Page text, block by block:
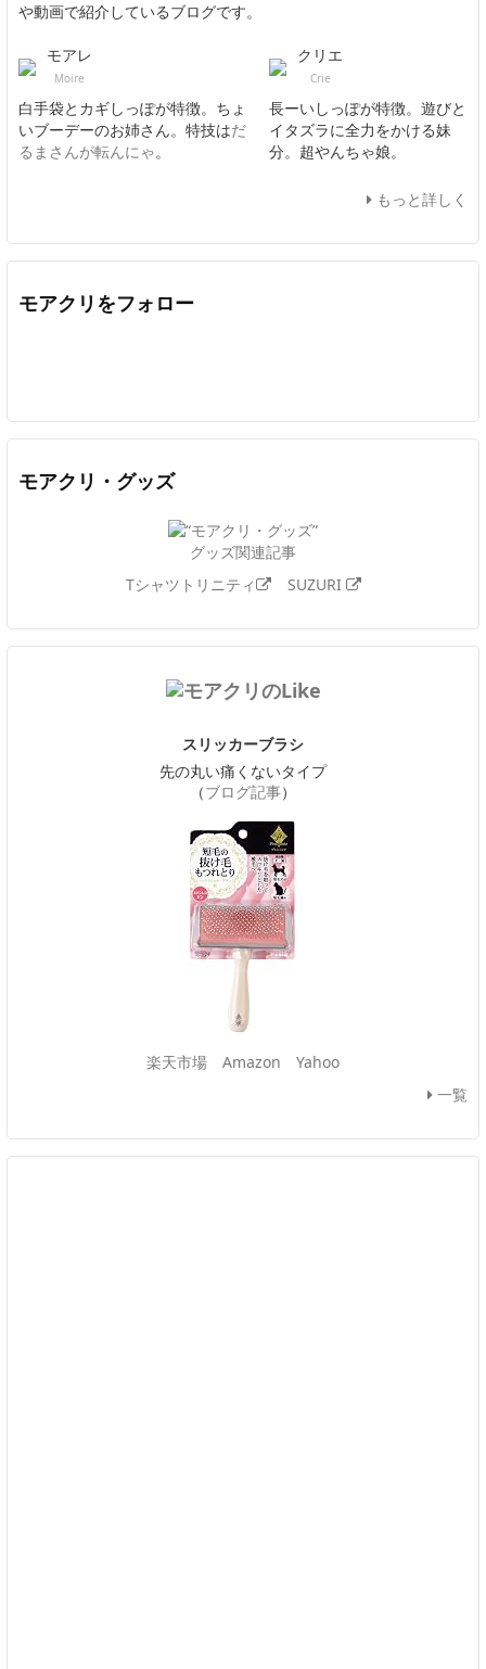
や動画で紹介しているブログです。
モアレ
Moire
白手袋とカギしっぽが特徴。ちょ
いブーデーのお姉さん。特技はだ
るまさんが転んにゃ。
クリエ
Crie
長ーいしっぽが特徴。遊びと
イタズラに全力をかける妹
分。超やんちゃ娘。
もっと詳しく
モアクリをフォロー
モアクリ・グッズ
グッズ関連記事
Tシャツトリニティ
SUZURI
スリッカーブラシ
先の丸い痛くないタイプ
（ブログ記事）
楽天市場 Amazon
Yahoo
一覧